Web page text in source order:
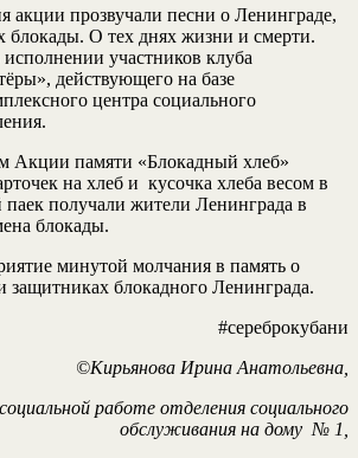
акции прозвучали песни о Ленинграде,
блокады. О тех днях жизни и смерти.
участников клуба
действующего на базе
центра социального
Акции памяти «Блокадный хлеб»
на хлеб и кусочка хлеба весом в
паек получали жители Ленинграда в
блокады.
минутой молчания в память о
блокадного Ленинграда.
#сереброкубани
©Кирьянова Ирина Анатольевна,
работе отделения социального
обслуживания на дому № 1,